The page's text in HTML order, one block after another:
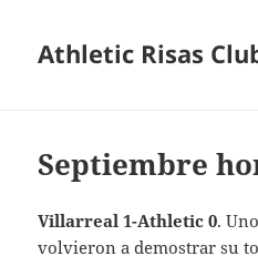
Athletic Risas
Septiembre
Villarreal 1-Athletic 0.
volvieron a demostrar su